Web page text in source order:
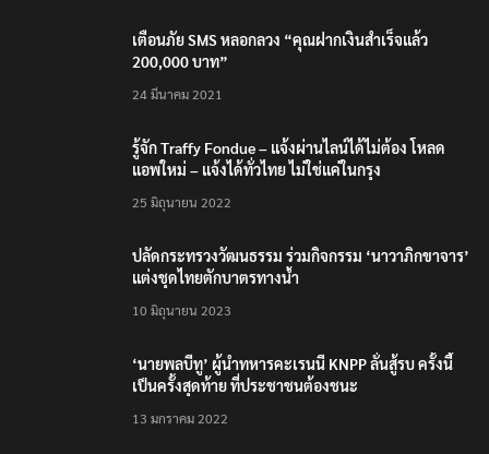
เตือนภัย SMS หลอกลวง “คุณฝากเงินสำเร็จแล้ว
200,000 บาท”
24 มีนาคม 2021
รู้จัก Traffy Fondue – แจ้งผ่านไลน์ได้ไม่ต้อง โหลด
แอพใหม่ – แจ้งได้ทั่วไทย ไม่ใช่แค่ในกรุง
25 มิถุนายน 2022
ปลัดกระทรวงวัฒนธรรม ร่วมกิจกรรม ‘นาวาภิกขาจาร’
แต่งชุดไทยตักบาตรทางน้ำ
10 มิถุนายน 2023
‘นายพลบีทู’ ผู้นำทหารคะเรนนี KNPP ลั่นสู้รบ ครั้งนี้
เป็นครั้งสุดท้าย ที่ประชาชนต้องชนะ
13 มกราคม 2022